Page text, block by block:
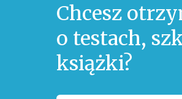
Chcesz
o testach,
książki?